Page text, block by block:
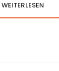
WEITERLESEN